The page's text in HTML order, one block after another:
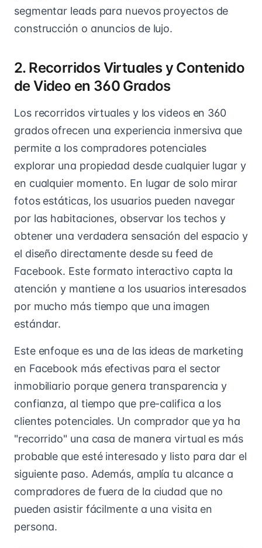
segmentar leads para nuevos proyectos de
construcción o anuncios de lujo.
2. Recorridos Virtuales y Contenido
de Video en 360 Grados
Los recorridos virtuales y los videos en 360
grados ofrecen una experiencia inmersiva que
permite a los compradores potenciales
explorar una propiedad desde cualquier lugar y
en cualquier momento. En lugar de solo mirar
fotos estáticas, los usuarios pueden navegar
por las habitaciones, observar los techos y
obtener una verdadera sensación del espacio y
el diseño directamente desde su feed de
Facebook. Este formato interactivo capta la
atención y mantiene a los usuarios interesados
por mucho más tiempo que una imagen
estándar.
Este enfoque es una de las ideas de marketing
en Facebook más efectivas para el sector
inmobiliario porque genera transparencia y
confianza, al tiempo que pre-califica a los
clientes potenciales. Un comprador que ya ha
"recorrido" una casa de manera virtual es más
probable que esté interesado y listo para dar el
siguiente paso. Además, amplía tu alcance a
compradores de fuera de la ciudad que no
pueden asistir fácilmente a una visita en
persona.